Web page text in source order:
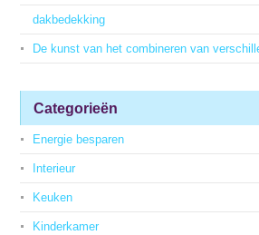
dakbedekking
De kunst van het combineren van
Categorieën
Energie besparen
Interieur
Keuken
Kinderkamer